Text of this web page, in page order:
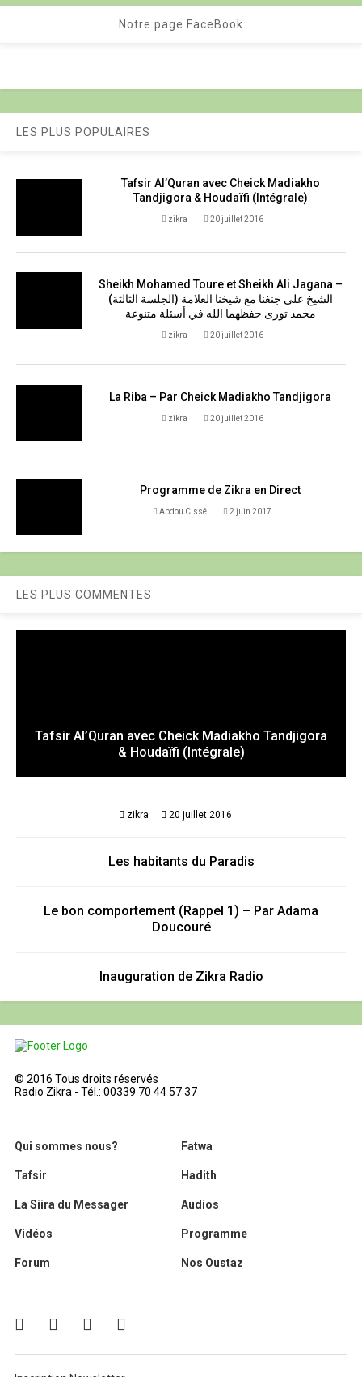
Notre page FaceBook
LES PLUS POPULAIRES
Tafsir Al’Quran avec Cheick Madiakho
Tandjigora & Houdaïfi (Intégrale)
zikra 20 juillet 2016
Sheikh Mohamed Toure et Sheikh Ali Jagana –
(الجلسة الثالثة) الشيخ علي جنغنا مع شيخنا العلامة
محمد تورى حفظهما الله في أسئلة متنوعة
zikra 20 juillet 2016
La Riba – Par Cheick Madiakho Tandjigora
zikra 20 juillet 2016
Programme de Zikra en Direct
Abdou CIssé 2 juin 2017
LES PLUS COMMENTES
Tafsir Al’Quran avec Cheick Madiakho Tandjigora
& Houdaïfi (Intégrale)
zikra 20 juillet 2016
Les habitants du Paradis
Le bon comportement (Rappel 1) – Par Adama
Doucouré
Inauguration de Zikra Radio
© 2016 Tous droits réservés
Radio Zikra - Tél.: 00339 70 44 57 37
Qui sommes nous? Fatwa
Tafsir Hadith
La Siira du Messager Audios
Vidéos Programme
Forum Nos Oustaz